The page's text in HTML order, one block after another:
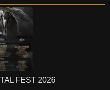
FEST 2026